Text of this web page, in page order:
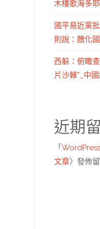
木樓歌海多
國平易近黨
則說：醜化
西躲：俯瞰
片沙棘”_中
近期
「
文章〉發佈